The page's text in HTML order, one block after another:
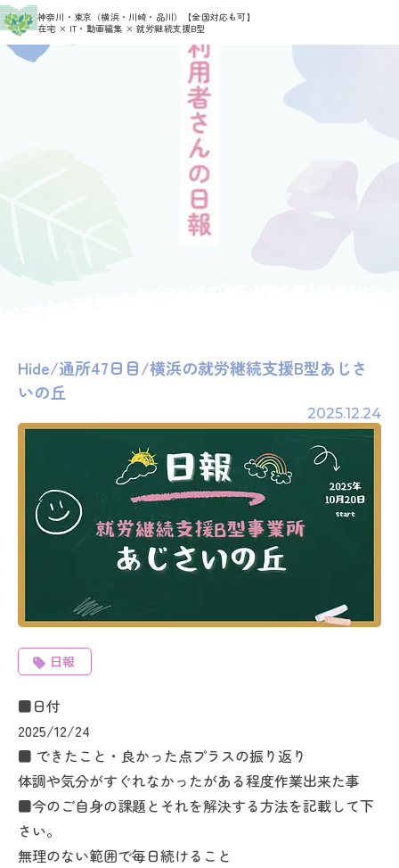
神奈川・東京（横浜・川崎・品川）
【全国対応も可】
在宅 × IT・動画編集 × 就労継続支援B型
HOME > 利用者さんの日報 > Hide
Hide/通所47日目/横浜の就労継続支援B型あじさ
いの丘
2025.12.24
日報
■日付
2025/12/24
■ できたこと・良かった点プラスの振り返り
体調や気分がすぐれなかったがある程度作業出来た事
■今のご自身の課題とそれを解決する方法を記載して下
さい。
無理のない範囲で毎日続けること